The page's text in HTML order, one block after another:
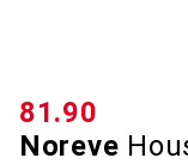
Noreve
CHF
81.90